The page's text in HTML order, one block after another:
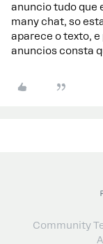
anuncio tudo que
many chat, so
aparece o texto,
anuncios consta
Community